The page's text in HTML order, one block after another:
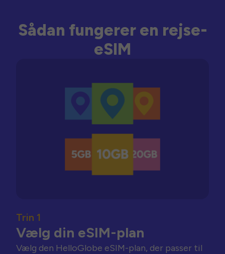
Sådan fungerer en rejse-
eSIM
Trin 1
Vælg din eSIM-plan
Vælg den HelloGlobe eSIM-plan, der passer til